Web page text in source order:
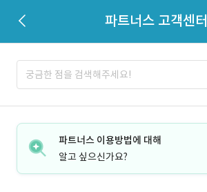
파트너스 고객센터
파트너스 이용방법에 대해
알고 싶으신가요?